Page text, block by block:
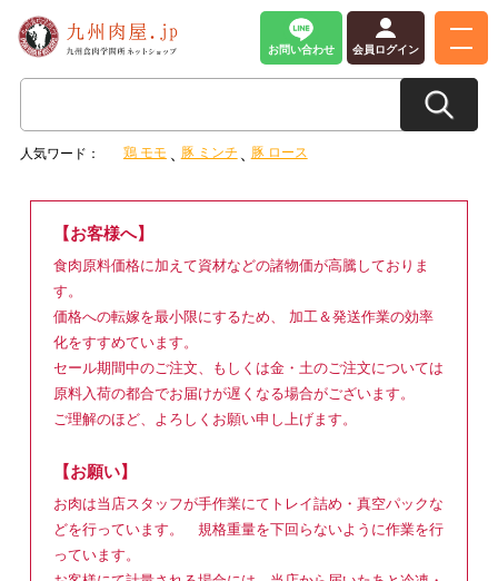
お問い合わせ 会員ログイン
人気ワード： 鶏 モモ 豚 ミンチ 豚 ロース
【お客様へ】
食肉原料価格に加えて資材などの諸物価が高騰しておりま
す。
価格への転嫁を最小限にするため、 加工＆発送作業の効率
化をすすめています。
セール期間中のご注文、もしくは金・土のご注文については
原料入荷の都合でお届けが遅くなる場合がございます。
ご理解のほど、よろしくお願い申し上げます。
【お願い】
お肉は当店スタッフが手作業にてトレイ詰め・真空パックな
どを行っています。 規格重量を下回らないように作業を行
っています。